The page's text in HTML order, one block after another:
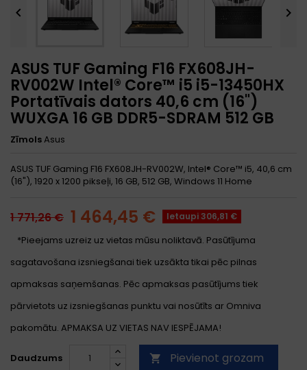
 
ASUS TUF Gaming F16 FX608JH-
RV002W Intel® Core™ i5 i5-13450HX
Portatīvais dators 40,6 cm (16")
WUXGA 16 GB DDR5-SDRAM 512 GB
ZīmolsAsus
ASUS TUF Gaming F16 FX608JH-RV002W, Intel® Core™ i5, 40,6 cm
(16"), 1920 x 1200 pikseļi, 16 GB, 512 GB, Windows 11 Home
1 771,26 € 1 464,45 € Ietaupi 306,81 €
*Pieejams uzreiz uz vietas mūsu noliktavā. Pasūtījuma
sagatavošana izsniegšanai tiek uzsākta tikai pēc pilnas
apmaksas saņemšanas. Pēc apmaksas pasūtījums tiek
pārvietots uz izsniegšanas punktu vai nosūtīts ar Omniva
pakomātu. APMAKSA UZ VIETAS NAV IESPĒJAMA!
Daudzums  Pievienot grozam